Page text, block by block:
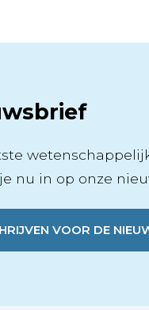
nu in op onze
VOOR DE